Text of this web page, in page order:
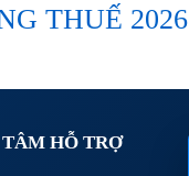
THUẾ 2026
HỖ TRỢ